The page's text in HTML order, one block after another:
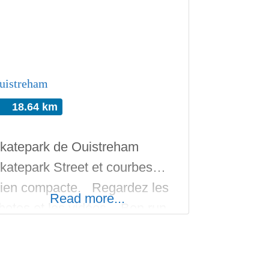
18.64 km
de Ouistreham
Street et courbes…
compacte. Regardez les
et les vidéos. Bon run
Read more...